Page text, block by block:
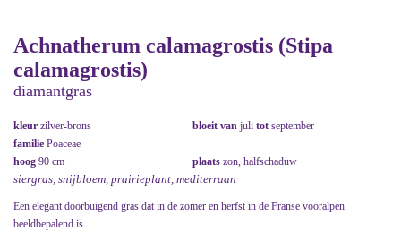
Achnatherum calamagrostis (Stipa
calamagrostis)
diamantgras
kleur zilver-brons bloeit van juli tot september
familie Poaceae
hoog 90 cm plaats zon, halfschaduw
siergras, snijbloem, prairieplant, mediterraan
Een elegant doorbuigend gras dat in de zomer en herfst in de Franse vooralpen
beeldbepalend is.